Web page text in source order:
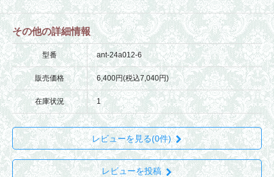
その他の詳細情報
型番 ant-24a012-6
販売価格 6,400円(税込7,040円)
在庫状況 1
レビューを見る(0件)
レビューを投稿